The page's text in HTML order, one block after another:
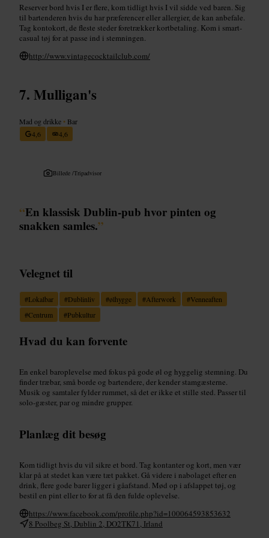
Reserver bord hvis I er flere, kom tidligt hvis I vil sidde ved baren. Sig
til bartenderen hvis du har præferencer eller allergier, de kan anbefale.
Tag kontokort, de fleste steder foretrækker kortbetaling. Kom i smart-
casual tøj for at passe ind i stemningen.
http://www.vintagecocktailclub.com/
Mulligan's
Mad og drikke • Bar
4,6
4,6
Billede /Tripadvisor
“En klassisk Dublin-pub hvor pinten og
snakken samles.”
Velegnet til
#Lokalbar #Dublinliv #ølhygge #Afterwork #Venneaften
#Centrum #Pubkultur
Hvad du kan forvente
En enkel baroplevelse med fokus på gode øl og hyggelig stemning. Du
finder træbar, små borde og bartendere, der kender stamgæsterne.
Musik og samtaler fylder rummet, så det er ikke et stille sted. Passer til
solo-gæster, par og mindre grupper.
Planlæg dit besøg
Kom tidligt hvis du vil sikre et bord. Tag kontanter og kort, men vær
klar på at stedet kan være tæt pakket. Gå videre i nabolaget efter en
drink, flere gode barer ligger i gåafstand. Mød op i afslappet tøj, og
bestil en pint eller to for at få den fulde oplevelse.
https://www.facebook.com/profile.php?id=100064593853632
8 Poolbeg St, Dublin 2, DO2TK71, Irland